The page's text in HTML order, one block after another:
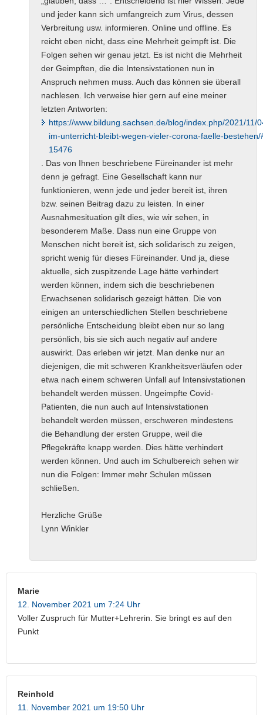
und jeder kann sich umfangreich zum Virus, dessen
Verbreitung usw. informieren. Online und offline. Es
reicht eben nicht, dass eine Mehrheit geimpft ist. Die
Folgen sehen wir genau jetzt. Es ist nicht die Mehrheit
der Geimpften, die die Intensivstationen nun in
Anspruch nehmen muss. Auch das können sie überall
nachlesen. Ich verweise hier gern auf eine meiner
letzten Antworten:
https://www.bildung.sachsen.de/blog/index.php/2021/11/
im-unterricht-bleibt-wegen-vieler-corona-faelle-
15476
. Das von Ihnen beschriebene Füreinander ist mehr
denn je gefragt. Eine Gesellschaft kann nur
funktionieren, wenn jede und jeder bereit ist, ihren
bzw. seinen Beitrag dazu zu leisten. In einer
Ausnahmesituation gilt dies, wie wir sehen, in
besonderem Maße. Dass nun eine Gruppe von
Menschen nicht bereit ist, sich solidarisch zu zeigen,
spricht wenig für dieses Füreinander. Und ja, diese
aktuelle, sich zuspitzende Lage hätte verhindert
werden können, indem sich die beschriebenen
Erwachsenen solidarisch gezeigt hätten. Die von
einigen an unterschiedlichen Stellen beschriebene
persönliche Entscheidung bleibt eben nur so lang
persönlich, bis sie sich auch negativ auf andere
auswirkt. Das erleben wir jetzt. Man denke nur an
diejenigen, die mit schweren Krankheitsverläufen oder
etwa nach einem schweren Unfall auf Intensivstationen
behandelt werden müssen. Ungeimpfte Covid-
Patienten, die nun auch auf Intensivstationen
behandelt werden müssen, erschweren mindestens
die Behandlung der ersten Gruppe, weil die
Pflegekräfte knapp werden. Dies hätte verhindert
werden können. Und auch im Schulbereich sehen wir
nun die Folgen: Immer mehr Schulen müssen
schließen.
Herzliche Grüße
Lynn Winkler
Marie
12. November 2021 um 7:24 Uhr
Voller Zuspruch für Mutter+Lehrerin. Sie bringt es auf den
Punkt
Reinhold
11. November 2021 um 19:50 Uhr